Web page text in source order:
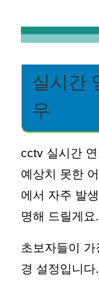
실시간
우
cctv 실시간
예상치 못한
에서 자주 발
명해 드릴게요.
초보자들이
경 설정입니